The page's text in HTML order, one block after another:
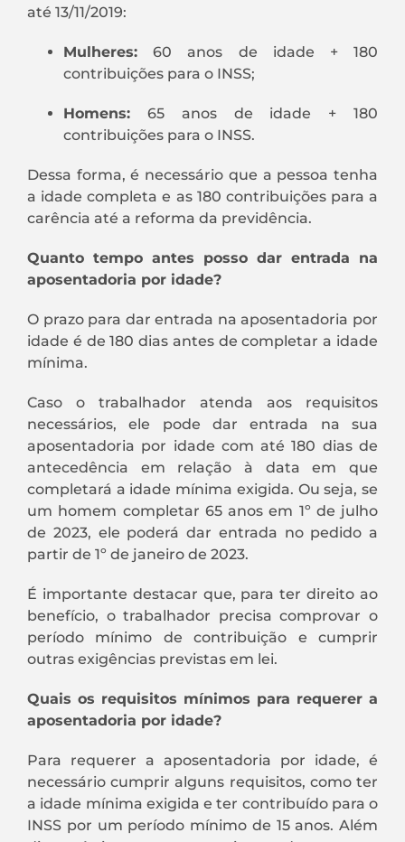
até 13/11/2019:
Mulheres: 60 anos de idade + 180
contribuições para o INSS;
Homens: 65 anos de idade + 180
contribuições para o INSS.
Dessa forma, é necessário que a pessoa tenha
a idade completa e as 180 contribuições para a
carência até a reforma da previdência.
Quanto tempo antes posso dar entrada na
aposentadoria por idade?
O prazo para dar entrada na aposentadoria por
idade é de 180 dias antes de completar a idade
mínima.
Caso o trabalhador atenda aos requisitos
necessários, ele pode dar entrada na sua
aposentadoria por idade com até 180 dias de
antecedência em relação à data em que
completará a idade mínima exigida. Ou seja, se
um homem completar 65 anos em 1º de julho
de 2023, ele poderá dar entrada no pedido a
partir de 1º de janeiro de 2023.
É importante destacar que, para ter direito ao
benefício, o trabalhador precisa comprovar o
período mínimo de contribuição e cumprir
outras exigências previstas em lei.
Quais os requisitos mínimos para requerer a
aposentadoria por idade?
Para requerer a aposentadoria por idade, é
necessário cumprir alguns requisitos, como ter
a idade mínima exigida e ter contribuído para o
INSS por um período mínimo de 15 anos. Além